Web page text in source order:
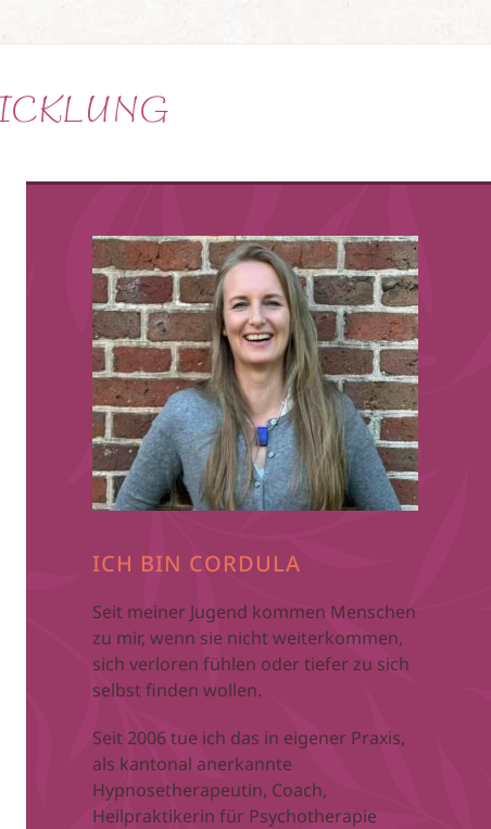
ICH BIN CORDULA
Seit meiner Jugend kommen Menschen
zu mir, wenn sie nicht weiterkommen,
sich verloren fühlen oder tiefer zu sich
selbst finden wollen.
Seit 2006 tue ich das in eigener Praxis,
als kantonal anerkannte
Hypnosetherapeutin, Coach,
Heilpraktikerin für Psychotherapie